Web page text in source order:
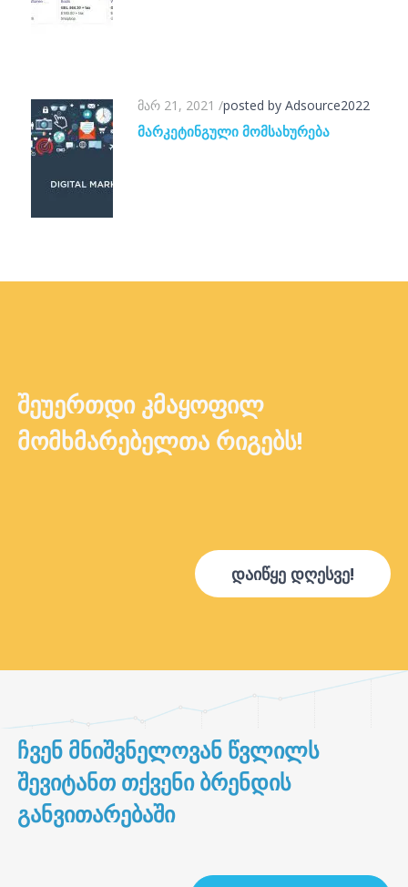
მარ 21, 2021 /posted by Adsource2022
ᲛᲐᲠᲙᲔᲢᲘᲜᲒᲣᲚᲘ ᲛᲝᲛᲡᲐᲮᲣᲠᲔᲑᲐ
ᲨᲔᲣᲔᲠᲗᲓᲘ ᲙᲛᲐᲧᲝᲤᲘᲚ
ᲛᲝᲛᲮᲛᲐᲠᲔᲑᲔᲚᲗᲐ ᲠᲘᲒᲔᲑᲡ!
დაიწყე დღესვე!
ᲩᲕᲔᲜ ᲛᲜᲘᲨᲕᲜᲔᲚᲝᲕᲐᲜ ᲬᲕᲚᲘᲚᲡ
ᲨᲔᲕᲘᲢᲐᲜᲗ ᲗᲥᲕᲔᲜᲘ ᲑᲠᲔᲜᲓᲘᲡ
ᲒᲐᲜᲕᲘᲗᲐᲠᲔᲑᲐᲨᲘ